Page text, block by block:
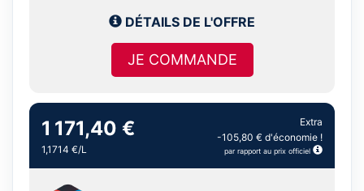
DÉTAILS DE L'OFFRE
JE COMMANDE
1 171,40 €
1,1714 €/L
Extra
-105,80 € d'économie !
par rapport au prix officiel